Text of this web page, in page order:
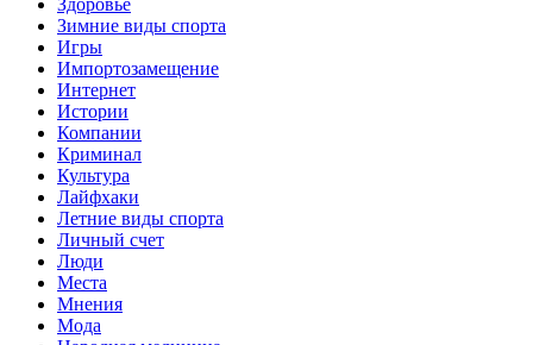
Зимние виды спорта
Игры
Импортозамещение
Интернет
Истории
Компании
Криминал
Культура
Лайфхаки
Летние виды спорта
Личный счет
Люди
Места
Мнения
Мода